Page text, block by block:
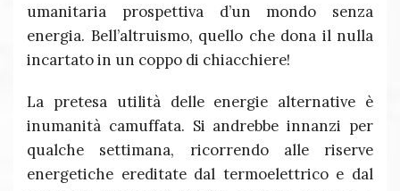
umanitaria prospettiva d’un mondo senza
energia. Bell’altruismo, quello che dona il nulla
incartato in un coppo di chiacchiere!
La pretesa utilità delle energie alternative è
inumanità camuffata. Si andrebbe innanzi per
qualche settimana, ricorrendo alle riserve
energetiche ereditate dal termoelettrico e dal